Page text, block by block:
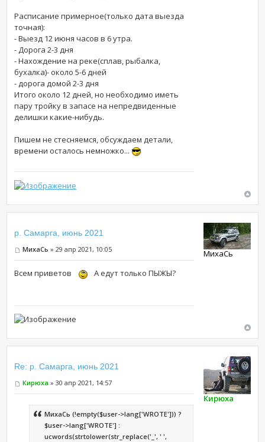
Расписание примерное(только дата выезда
точная):
- Выезд 12 июня часов в 6 утра.
- Дорога 2-3 дня
- Нахождение на реке(сплав, рыбалка,
бухалка)- около 5-6 дней
- дорога домой 2-3 дня
Итого около 12 дней, но необходимо иметь
пару тройку в запасе на непредвиденные
делишки какие-нибудь.
Пишем не стесняемся, обсуждаем детали,
времени осталось немножко...
р. Самарга, июнь 2021
МихаCь » 29 апр 2021, 10:05
Всем приветов А едут только ПЫЖЫ?
МихаCь
Re: р. Самарга, июнь 2021
Кирюха » 30 апр 2021, 14:57
МихаCь (!empty($user->lang['WROTE'])) ?
$user->lang['WROTE'] :
ucwords(strtolower(str_replace('_', ' ',
Кирюха